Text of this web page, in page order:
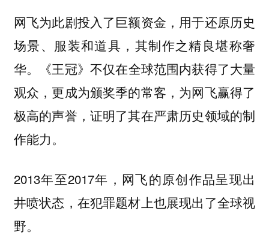
网飞为此剧投入了巨额资金，用于还原历史
场景、服装和道具，其制作之精良堪称奢
华。
《王冠》不仅在全球范围内获得了大量
观众，更成为颁奖季的常客，为网飞赢得了
极高的声誉，证明了其在严肃历史领域的制
作能力。
2013年至2017年，网飞的原创作品呈现出
井喷状态，在犯罪题材上也展现出了全球视
野。